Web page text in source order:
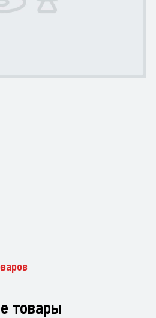
товары